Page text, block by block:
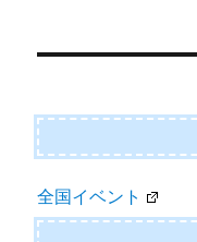
稿
ナ
ビ
ゲ
ー
全国イベント